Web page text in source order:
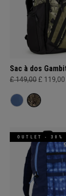
Sac à dos
£ 149,00 £ 119,00
OUTLET - 30%